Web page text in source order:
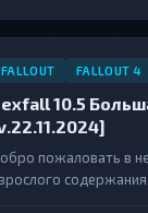
FALLOUT FALLOUT 4
10.5
пожаловать в